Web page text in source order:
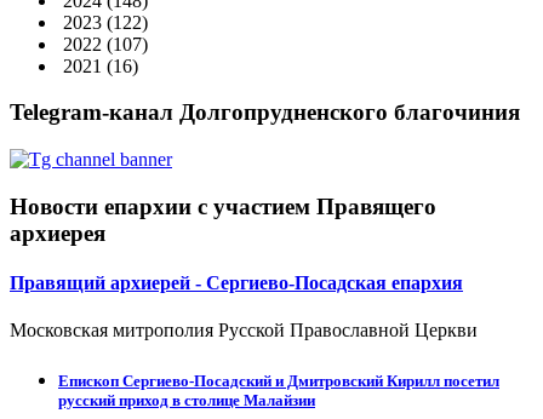
2023 (122)
2022 (107)
2021 (16)
Telegram-канал Долгопрудненского благочиния
Новости епархии с участием Правящего
архиерея
Правящий архиерей - Сергиево-Посадская епархия
Московская митрополия Русской Православной Церкви
Епископ Сергиево-Посадский и Дмитровский Кирилл посетил
русский приход в столице Малайзии